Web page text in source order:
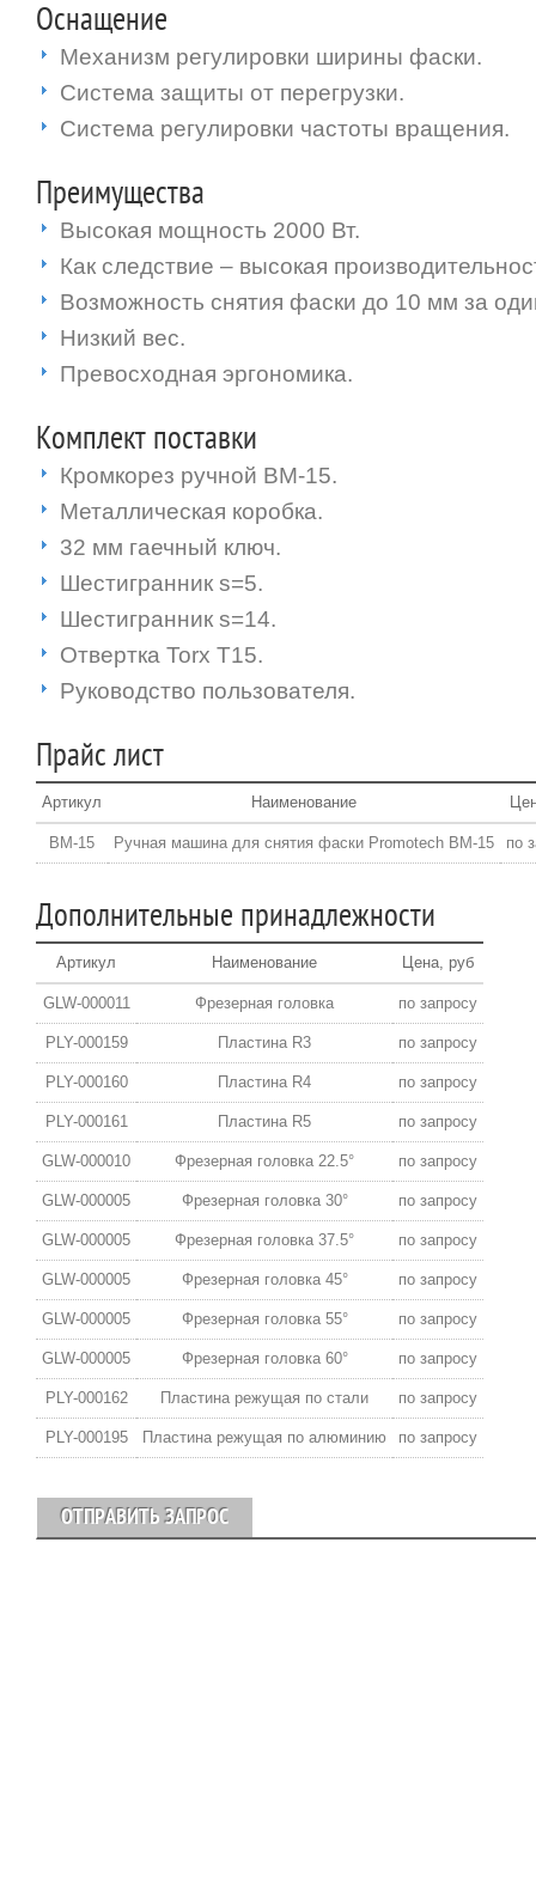
Оснащение
Механизм регулировки ширины фаски.
Система защиты от перегрузки.
Система регулировки частоты вращения.
Преимущества
Высокая мощность 2000 Вт.
Как следствие – высокая
Возможность снятия фаски до 10 мм за
Низкий вес.
Превосходная эргономика.
Комплект поставки
Кромкорез ручной ВМ-15.
Металлическая коробка.
32 мм гаечный ключ.
Шестигранник s=5.
Шестигранник s=14.
Отвертка Torx T15.
Руководство пользователя.
Прайс лист
Артикул Наименование
BM-15 Ручная машина для снятия фаски Promotech BM-15 по
Дополнительные принадлежности
Артикул Наименование Цена, руб
GLW-000011 Фрезерная головка по запросу
PLY-000159 Пластина R3 по запросу
PLY-000160 Пластина R4 по запросу
PLY-000161 Пластина R5 по запросу
GLW-000010 Фрезерная головка 22.5° по запросу
GLW-000005 Фрезерная головка 30° по запросу
GLW-000005 Фрезерная головка 37.5° по запросу
GLW-000005 Фрезерная головка 45° по запросу
GLW-000005 Фрезерная головка 55° по запросу
GLW-000005 Фрезерная головка 60° по запросу
PLY-000162 Пластина режущая по стали по запросу
PLY-000195 Пластина режущая по алюминию по запросу
ОТПРАВИТЬ ЗАПРОС